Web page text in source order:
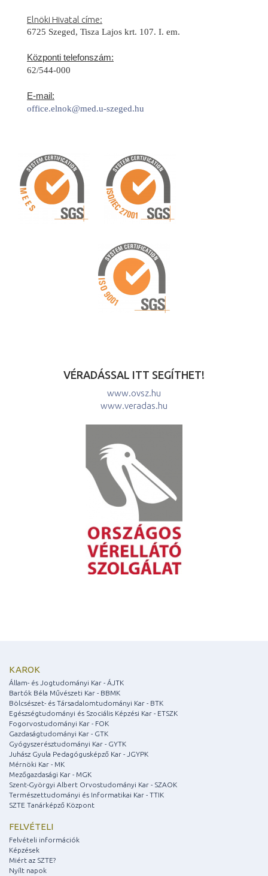
Elnöki Hivatal címe:
6725 Szeged, Tisza Lajos krt. 107. I. em.
Központi telefonszám:
62/544-000
E-mail:
office.elnok@med.u-szeged.hu
VÉRADÁSSAL ITT SEGÍTHET!
www.ovsz.hu
www.veradas.hu
KAROK
Állam- és Jogtudományi Kar - ÁJTK
Bartók Béla Művészeti Kar - BBMK
Bölcsészet- és Társadalomtudományi Kar - BTK
Egészségtudományi és Szociális Képzési Kar - ETSZK
Fogorvostudományi Kar - FOK
Gazdaságtudományi Kar - GTK
Gyógyszerésztudományi Kar - GYTK
Juhász Gyula Pedagógusképző Kar - JGYPK
Mérnöki Kar - MK
Mezőgazdasági Kar - MGK
Szent-Györgyi Albert Orvostudományi Kar - SZAOK
Természettudományi és Informatikai Kar - TTIK
SZTE Tanárképző Központ
FELVÉTELI
Felvételi információk
Képzések
Miért az SZTE?
Nyílt napok